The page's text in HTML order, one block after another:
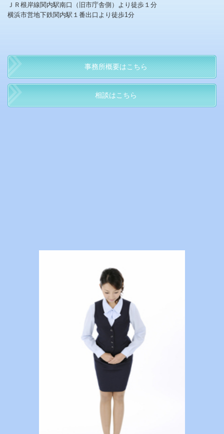
ＪＲ根岸線関内駅南口（旧市庁舎側）より徒歩１分
横浜市営地下鉄関内駅１番出口より徒歩1分
事務所概要はこちら
相談はこちら